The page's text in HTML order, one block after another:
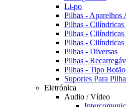
Li-po
Pilhas - Aparelhos
Pilhas - Cilíndricas
Pilhas -
Pilhas -
Pilhas - Diversas
Pilhas -
Pilhas - Tipo Botão
Suportes Para
Eletrónica
Audio / Vídeo